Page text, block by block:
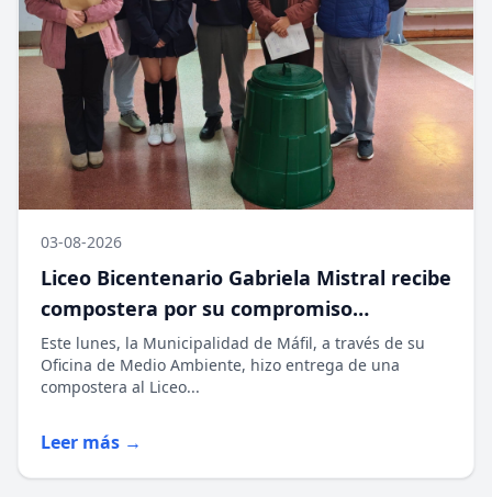
03-08-2026
Liceo Bicentenario Gabriela Mistral recibe
compostera por su compromiso
ambiental
Este lunes, la Municipalidad de Máfil, a través de su
Oficina de Medio Ambiente, hizo entrega de una
compostera al Liceo...
Leer más →